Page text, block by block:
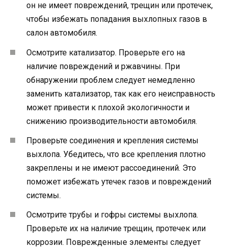
он не имеет повреждений, трещин или протечек,
чтобы избежать попадания выхлопных газов в
салон автомобиля.
Осмотрите катализатор. Проверьте его на
наличие повреждений и ржавчины. При
обнаружении проблем следует немедленно
заменить катализатор, так как его неисправность
может привести к плохой экологичности и
снижению производительности автомобиля.
Проверьте соединения и крепления системы
выхлопа. Убедитесь, что все крепления плотно
закреплены и не имеют рассоединений. Это
поможет избежать утечек газов и повреждений
системы.
Осмотрите трубы и гофры системы выхлопа.
Проверьте их на наличие трещин, протечек или
коррозии. Поврежденные элементы следует